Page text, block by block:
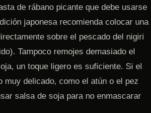
de rábano picante que debe usarse
japonesa recomienda colocar una
sobre el pescado del nigiri
Tampoco remojes demasiado el
un toque ligero es suficiente. Si el
muy delicado, como el atún o el pez
salsa de soja para no enmascarar